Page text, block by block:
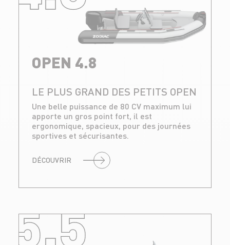
OPEN 4.8
LE PLUS GRAND DES PETITS OPEN
Une belle puissance de 80 CV maximum lui
apporte un gros point fort, il est
ergonomique, spacieux, pour des journées
sportives et sécurisantes.
DÉCOUVRIR
5.5